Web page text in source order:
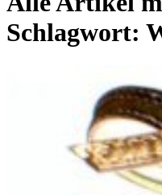
Schlagwort: